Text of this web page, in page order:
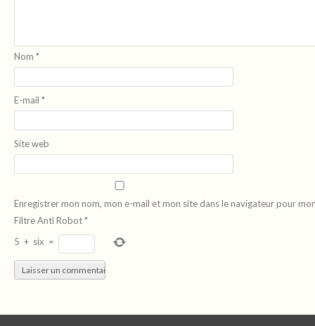
Nom *
E-mail *
Site web
Enregistrer mon nom, mon e-mail et mon site dans le navigateur pour
Filtre Anti Robot*
5 + six =